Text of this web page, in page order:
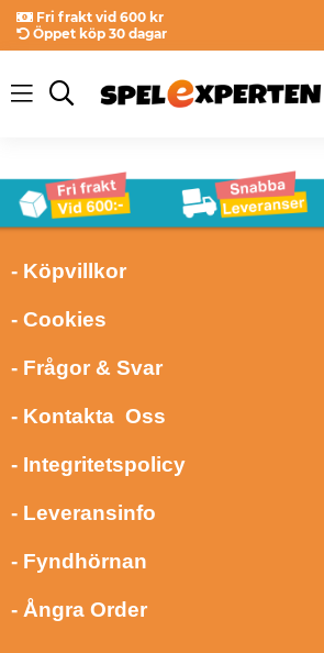
Fri frakt vid 600 kr
Öppet köp 30 dagar
- Köpvillkor
- Cookies
- Frågor & Svar
- Kontakta Oss
- Integritetspolicy
- Leveransinfo
- Fyndhörnan
- Ångra Order